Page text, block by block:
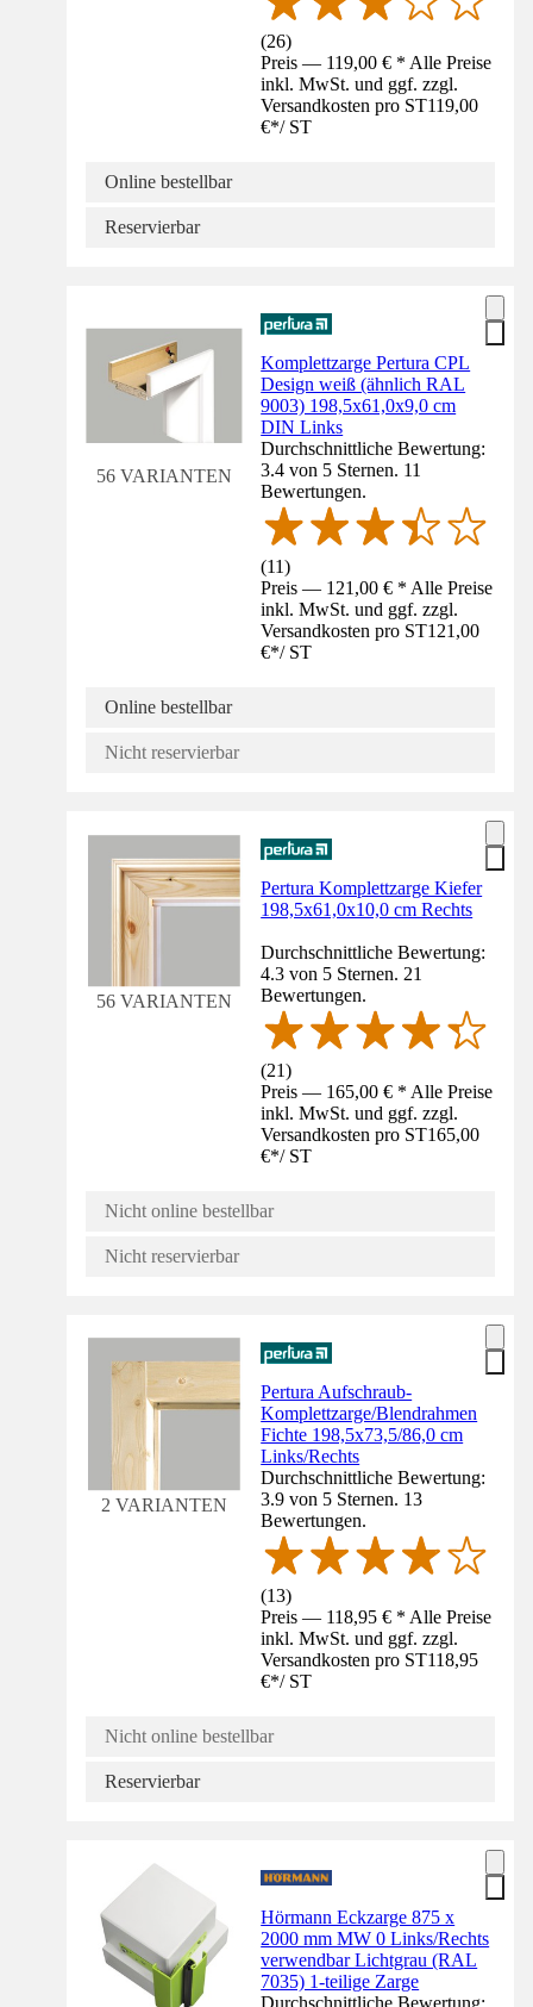
(26)
Preis — 119,00 € * Alle Preise
inkl. MwSt. und ggf. zzgl.
Versandkosten pro ST119,00
€*/ ST
Online bestellbar
Reservierbar
56 VARIANTEN
Komplettzarge Pertura CPL
Design weiß (ähnlich RAL
9003) 198,5x61,0x9,0 cm
DIN Links
Durchschnittliche Bewertung:
3.4 von 5 Sternen. 11
Bewertungen.
(11)
Preis — 121,00 € * Alle Preise
inkl. MwSt. und ggf. zzgl.
Versandkosten pro ST121,00
€*/ ST
Online bestellbar
Nicht reservierbar
56 VARIANTEN
Pertura Komplettzarge Kiefer
198,5x61,0x10,0 cm Rechts
Durchschnittliche Bewertung:
4.3 von 5 Sternen. 21
Bewertungen.
(21)
Preis — 165,00 € * Alle Preise
inkl. MwSt. und ggf. zzgl.
Versandkosten pro ST165,00
€*/ ST
Nicht online bestellbar
Nicht reservierbar
2 VARIANTEN
Pertura Aufschraub-
Komplettzarge/Blendrahmen
Fichte 198,5x73,5/86,0 cm
Links/Rechts
Durchschnittliche Bewertung:
3.9 von 5 Sternen. 13
Bewertungen.
(13)
Preis — 118,95 € * Alle Preise
inkl. MwSt. und ggf. zzgl.
Versandkosten pro ST118,95
€*/ ST
Nicht online bestellbar
Reservierbar
Hörmann Eckzarge 875 x
2000 mm MW 0 Links/Rechts
verwendbar Lichtgrau (RAL
7035) 1-teilige Zarge
Durchschnittliche Bewertung: